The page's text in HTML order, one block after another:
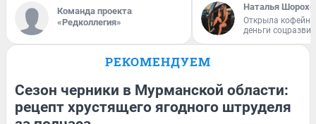
Команда проекта
«Редколлегия»
Наталья
Открыла
деньги
РЕКОМЕНДУЕМ
Сезон черники в Мурманской области:
рецепт хрустящего ягодного штруделя